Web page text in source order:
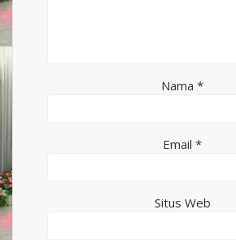
Nama *
Email *
Situs Web